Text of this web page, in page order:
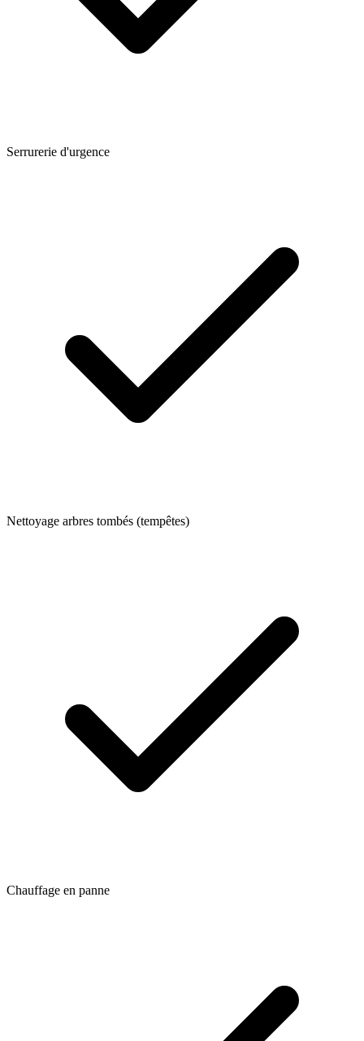
Serrurerie d'urgence
Nettoyage arbres tombés (tempêtes)
Chauffage en panne